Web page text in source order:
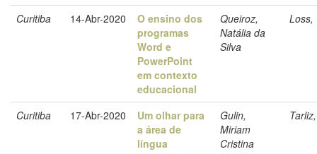
Curitiba 14-Abr-2020
O ensino dos
programas
Word e
PowerPoint
em contexto
educacional
Queiroz,
Natália da
Silva
Loss,
Curitiba 17-Abr-2020
Um olhar para
a área de
língua
Gulin,
Miriam
Cristina